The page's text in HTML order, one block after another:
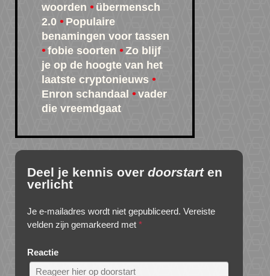
woorden
übermensch
2.0
Populaire
benamingen voor tassen
fobie soorten
Zo blijf
je op de hoogte van het
laatste cryptonieuws
Enron schandaal
vader
die vreemdgaat
Deel je kennis over doorstarten
verlicht
Je e-mailadres wordt niet gepubliceerd. Vereiste
velden zijn gemarkeerd met *
Reactie